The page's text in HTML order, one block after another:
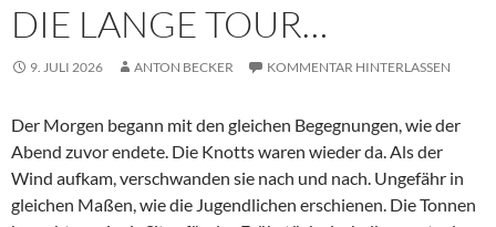
DIE LANGE TOUR…
9. JULI 2026 ANTON BECKER KOMMENTAR HINTERLASSEN
Der Morgen begann mit den gleichen Begegnungen, wie der
Abend zuvor endete. Die Knotts waren wieder da. Als der
Wind aufkam, verschwanden sie nach und nach. Ungefähr in
gleichen Maßen, wie die Jugendlichen erschienen. Die Tonnen